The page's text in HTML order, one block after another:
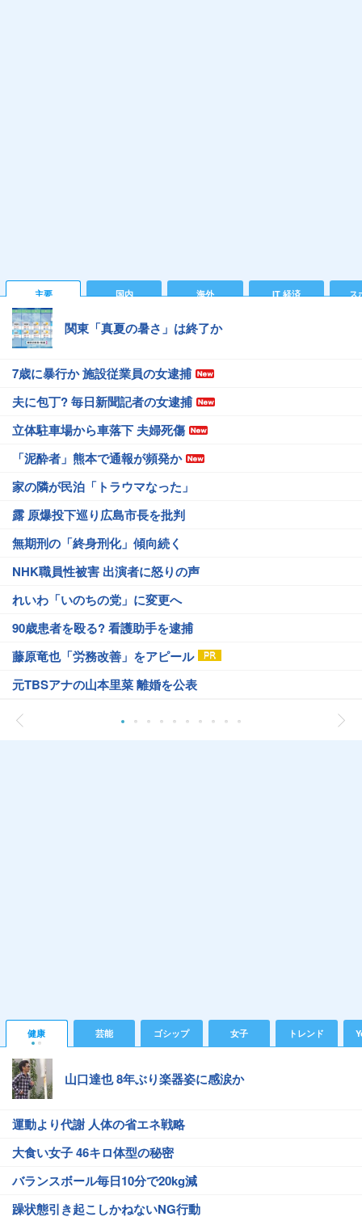
主要 国内 海外 IT 経済 ス
関東「真夏の暑さ」は終了か
7歳に暴行か 施設従業員の女逮捕
夫に包丁? 毎日新聞記者の女逮捕
立体駐車場から車落下 夫婦死傷
「泥酔者」熊本で通報が頻発か
家の隣が民泊「トラウマなった」
露 原爆投下巡り広島市長を批判
無期刑の「終身刑化」傾向続く
NHK職員性被害 出演者に怒りの声
れいわ「いのちの党」に変更へ
90歳患者を殴る? 看護助手を逮捕
藤原竜也「労務改善」をアピール
元TBSアナの山本里菜 離婚を公表
健康 芸能 ゴシップ 女子 トレンド
山口達也 8年ぶり楽器姿に感涙か
運動より代謝 人体の省エネ戦略
大食い女子 46キロ体型の秘密
バランスボール毎日10分で20kg減
躁状態引き起こしかねないNG行動